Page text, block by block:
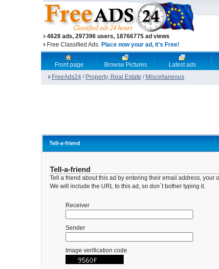
4628 ads, 297396 users, 18766775 ad views
Free Classified Ads. Place now your ad, it's Free!
Front page Browse Pictures
Latest ads
FreeAds24/ Property, Real Estate / Miscellaneous
Tell-a-friend
Tell-a-friend
Tell a friend about this ad by entering their email address, your
We will include the URL to this ad, so don´t bother typing it.
Receiver
Sender
Image verification code